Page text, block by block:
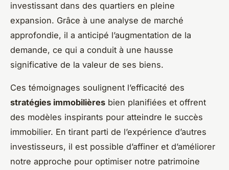
investissant dans des quartiers en pleine
expansion. Grâce à une analyse de marché
approfondie, il a anticipé l’augmentation de la
demande, ce qui a conduit à une hausse
significative de la valeur de ses biens.
Ces témoignages soulignent l’efficacité des
stratégies immobilières bien planifiées et offrent
des modèles inspirants pour atteindre le succès
immobilier. En tirant parti de l’expérience d’autres
investisseurs, il est possible d’affiner et d’améliorer
notre approche pour optimiser notre patrimoine